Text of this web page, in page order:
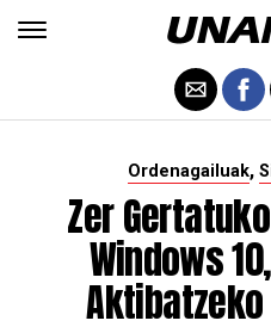
Ordenagailuak,
Zer
Windows